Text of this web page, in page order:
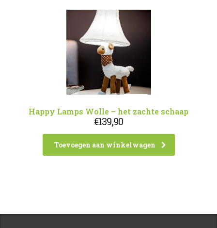
Happy Lamps Wolle – het zachte schaap
€139,90
Toevoegen aan winkelwagen